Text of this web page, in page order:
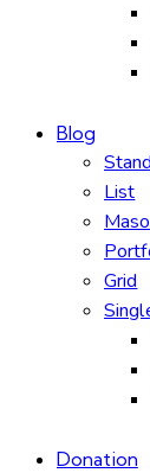
Blog
List
Grid
Donation